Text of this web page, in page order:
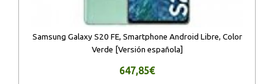
Samsung Galaxy S20 FE, Smartphone Android Libre, Color
Verde [Versión española]
647,85€